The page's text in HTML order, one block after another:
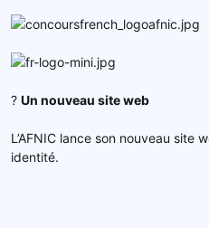
? Un nouveau site web
L’AFNIC lance son nouveau site
identité.